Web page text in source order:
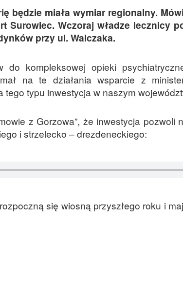
będzie miała wymiar regionalny.
Surowiec. Wczoraj władze lecznicy
przy ul. Walczaka.
do kompleksowej opieki
na te działania wsparcie z
typu inwestycja w naszym
z Gorzowa”, że inwestycja pozwoli
i strzelecko – drezdeneckiego:
się wiosną przyszłego roku i